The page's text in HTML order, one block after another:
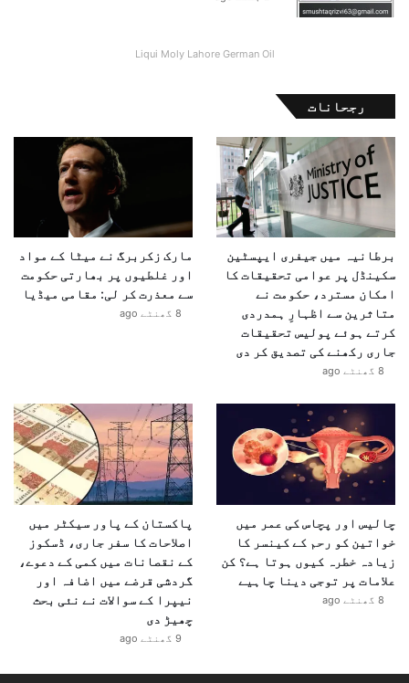
Liqui Moly Lahore German Oil
رجحانات
برطانیہ میں جیفری ایپسٹین
سکینڈل پر عوامی تحقیقات کا
امکان مسترد، حکومت نے
متاثرین سے اظہارِ ہمدردی
کرتے ہوئے پولیس تحقیقات
جاری رکھنے کی تصدیق کر دی
8 گھنٹے ago
مارک زکربرگ نے میٹا کے مواد
اور غلطیوں پر بھارتی حکومت
سے معذرت کر لی: مقامی میڈیا
8 گھنٹے ago
چالیس اور پچاس کی عمر میں
خواتین کو رحم کے کینسر کا
زیادہ خطرہ کیوں ہوتا ہے؟ کن
علامات پر توجی دینا چاہیے
8 گھنٹے ago
پاکستان کے پاور سیکٹر میں
اصلاحات کا سفر جاری، ڈسکوز
کے نقصانات میں کمی کے دعوے،
گردشی قرضے میں اضافہ اور
نیپرا کے سوالات نے نئی بحث
چھیڑ دی
9 گھنٹے ago